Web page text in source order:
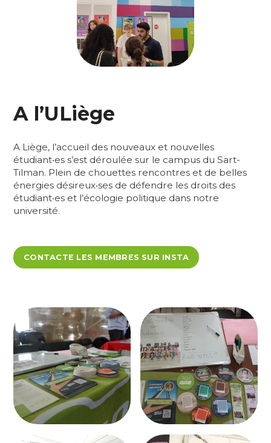
A l’ULiège
A Liège, l’accueil des nouveaux et nouvelles
étudiant‧es s’est déroulée sur le campus du Sart-
Tilman. Plein de chouettes rencontres et de belles
énergies désireux‧ses de défendre les droits des
étudiant‧es et l’écologie politique dans notre
université.
CONTACTE LES MEMBRES SUR INSTA